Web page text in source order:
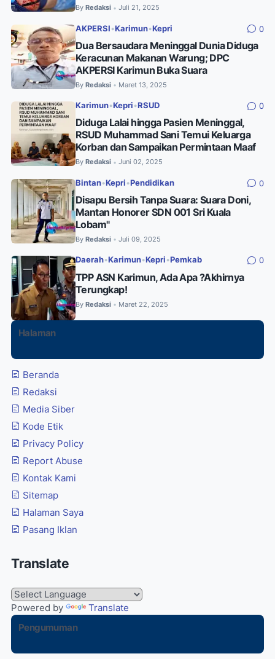
By Redaksi • Juli 21, 2025
AKPERSI •Karimun•Kepri 0
Dua Bersaudara Meninggal Dunia Diduga
Keracunan Makanan Warung; DPC
AKPERSI Karimun Buka Suara
By Redaksi • Maret 13, 2025
Karimun•Kepri •RSUD 0
Diduga Lalai hingga Pasien Meninggal,
RSUD Muhammad Sani Temui Keluarga
Korban dan Sampaikan Permintaan Maaf
By Redaksi • Juni 02, 2025
Bintan•Kepri •Pendidikan 0
Disapu Bersih Tanpa Suara: Suara Doni,
Mantan Honorer SDN 001 Sri Kuala
Lobam"
By Redaksi • Juli 09, 2025
Daerah•Karimun•Kepri •Pemkab 0
TPP ASN Karimun, Ada Apa ?Akhirnya
Terungkap!
By Redaksi • Maret 22, 2025
Halaman
Beranda
Redaksi
Media Siber
Kode Etik
Privacy Policy
Report Abuse
Kontak Kami
Sitemap
Halaman Saya
Pasang Iklan
Translate
Powered by
Translate
Pengumuman